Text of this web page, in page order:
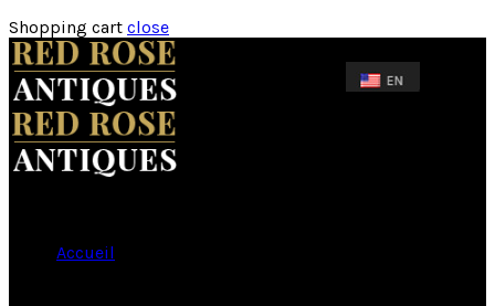
Shopping cart close
Accueil